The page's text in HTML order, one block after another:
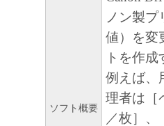
においては、「
媒体上にインス
おいて表示する
ることのいずれ
的権利をお客様
定機器」にネット
ソフト概要
ノン製
値）を変
トを作
例えば、
理者は［
／枚］